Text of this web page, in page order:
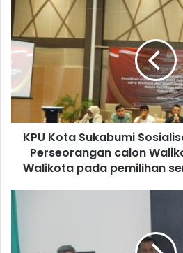
KPU Kota Sukabumi
Perseorangan calon
Walikota pada pemilihan